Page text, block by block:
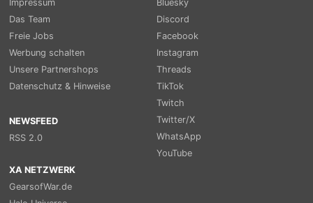
Impressum
Das Team
Freie Jobs
Werbung schalten
Unsere Partnershops
Datenschutz & Hinweise
NEWSFEED
RSS 2.0
Bluesky
Discord
Facebook
Instagram
Threads
TikTok
Twitch
Twitter/X
WhatsApp
YouTube
XA NETZWERK
GearsofWar.de